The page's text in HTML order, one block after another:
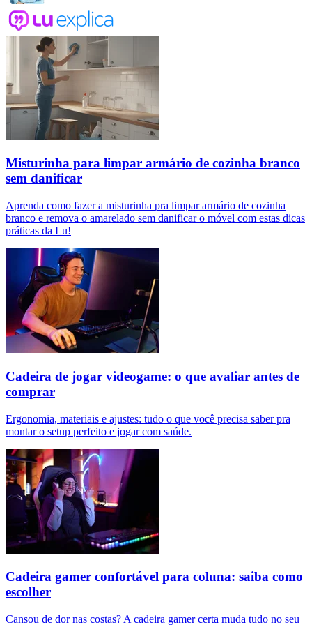
Misturinha para limpar armário de cozinha branco
sem danificar
Aprenda como fazer a misturinha pra limpar armário de cozinha
branco e remova o amarelado sem danificar o móvel com estas dicas
práticas da Lu!
Cadeira de jogar videogame: o que avaliar antes de
comprar
Ergonomia, materiais e ajustes: tudo o que você precisa saber pra
montar o setup perfeito e jogar com saúde.
Cadeira gamer confortável para coluna: saiba como
escolher
Cansou de dor nas costas? A cadeira gamer certa muda tudo no seu